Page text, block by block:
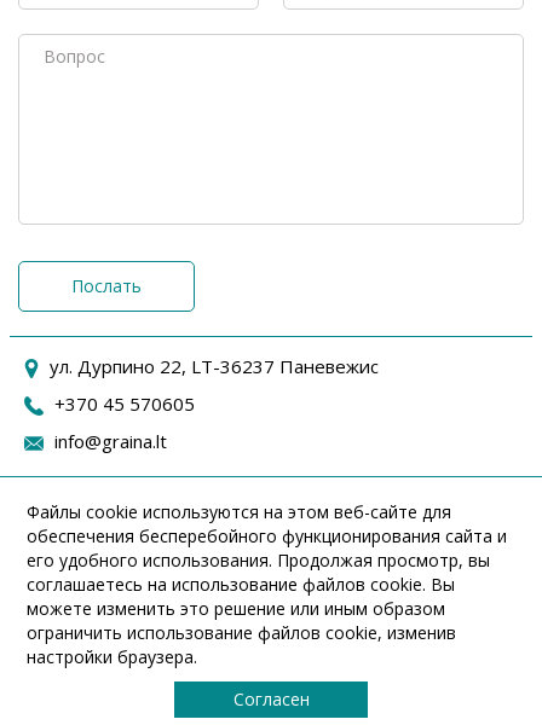
Послать
ул. Дурпино 22, LT-36237 Паневежис
+370 45 570605
info@graina.lt
Файлы cookie используются на этом веб-сайте для
обеспечения бесперебойного функционирования сайта и
его удобного использования. Продолжая просмотр, вы
соглашаетесь на использование файлов cookie. Вы
можете изменить это решение или иным образом
ограничить использование файлов cookie, изменив
настройки браузера.
Cогласен